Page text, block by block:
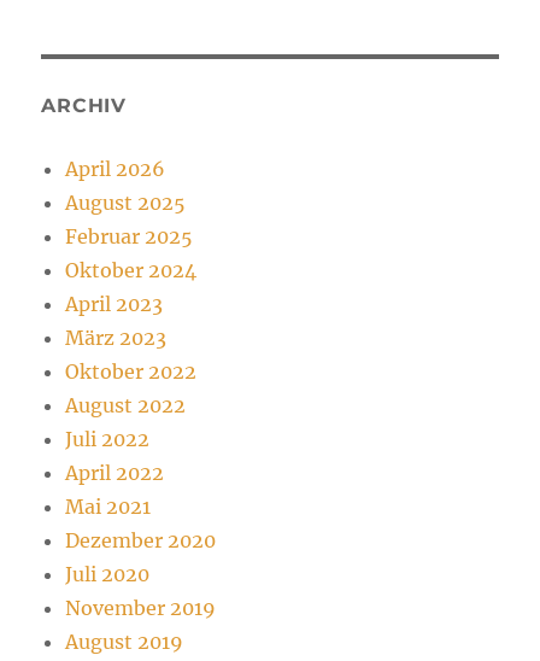
ARCHIV
April 2026
August 2025
Februar 2025
Oktober 2024
April 2023
März 2023
Oktober 2022
August 2022
Juli 2022
April 2022
Mai 2021
Dezember 2020
Juli 2020
November 2019
August 2019